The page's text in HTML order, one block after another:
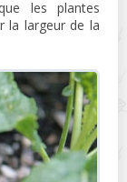
les plantes
la largeur de la